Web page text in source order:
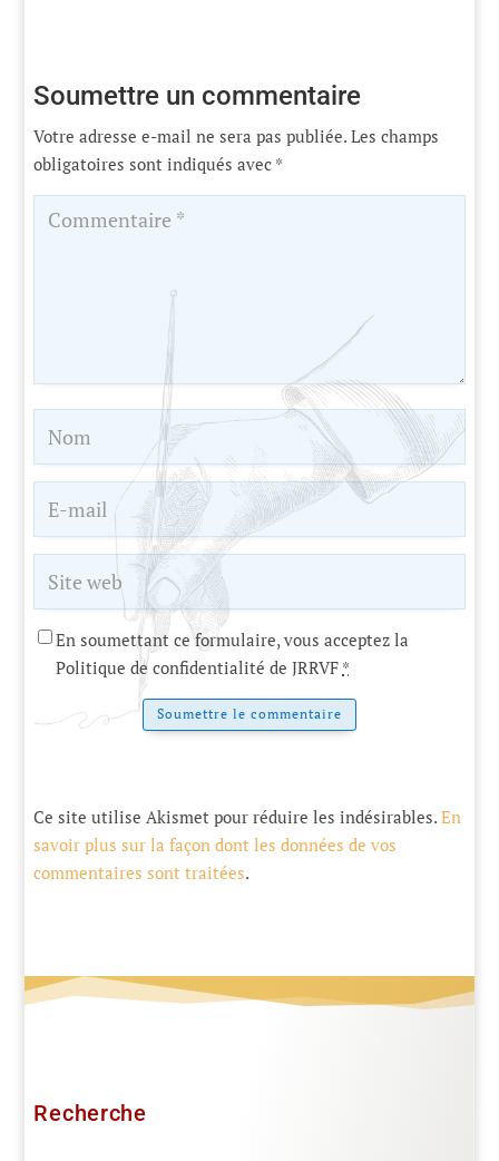
Soumettre un commentaire
Votre adresse e-mail ne sera pas publiée. Les champs
obligatoires sont indiqués avec *
En soumettant ce formulaire, vous acceptez la
Politique de confidentialité de JRRVF *
Soumettre le commentaire
Ce site utilise Akismet pour réduire les indésirables.En
savoir plus sur la façon dont les données de vos
commentaires sont traitées.
Recherche